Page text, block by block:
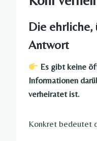
Die ehrliche,
Antwort
Es gibt keine
Informationen
verheiratet ist.
Konkret bedeutet